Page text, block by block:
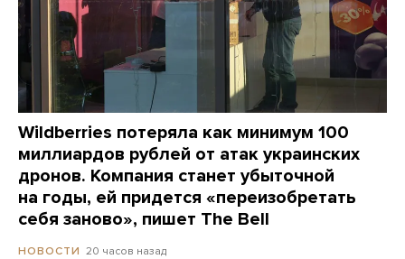
Wildberries потеряла как минимум 100
миллиардов рублей от атак украинских
дронов. Компания станет убыточной
на годы, ей придется «переизобретать
себя заново», пишет The Bell
НОВОСТИ 20 часов назад